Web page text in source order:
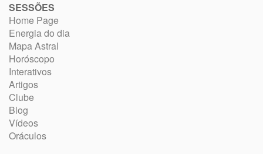
SESSÕES
Home Page
Energia do dia
Mapa Astral
Horóscopo
Interativos
Artigos
Clube
Blog
Vídeos
Oráculos